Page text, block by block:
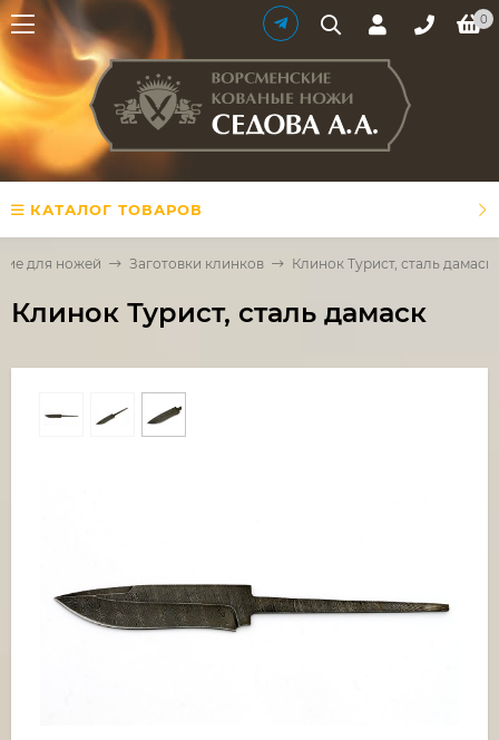
0
КАТАЛОГ ТОВАРОВ
для ножей Заготовки клинков Клинок Турист, сталь дамаск
Клинок Турист, сталь дамаск